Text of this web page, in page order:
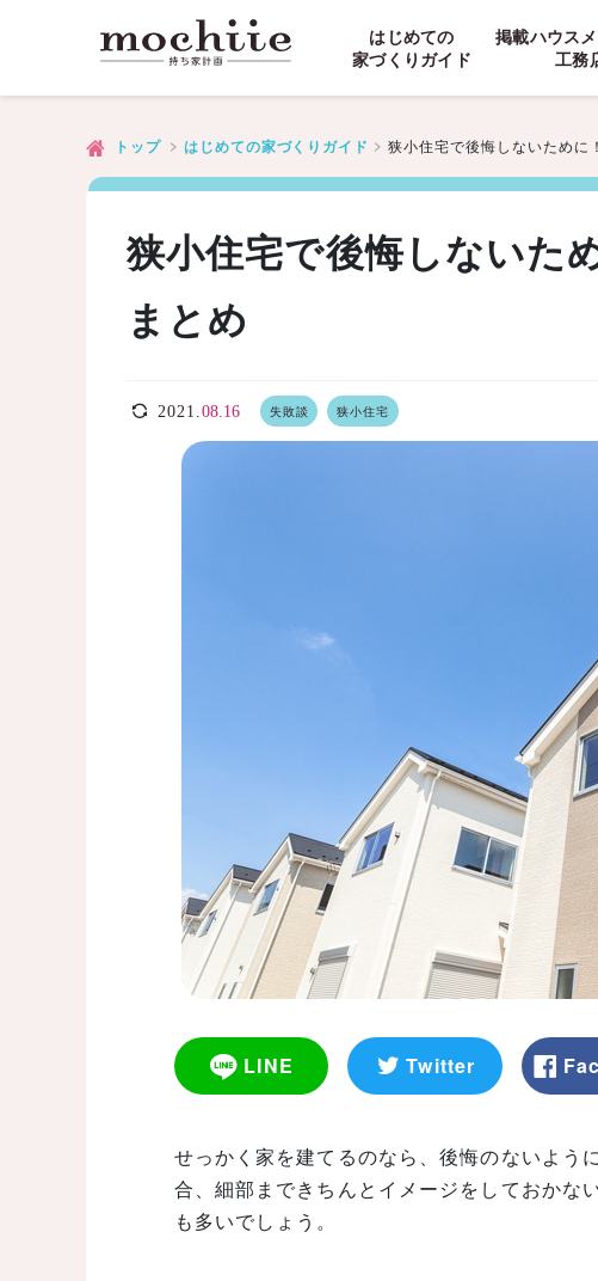
はじめての
家づくりガイド
掲載ハウス
工務
トップ はじめての家づくりガイド 狭小住宅で後悔しないために
狭小住宅で後悔しないた
まとめ
2021.08.16 失敗談 狭小住宅
LINE Twitter
せっかく家を建てるのなら、後悔のないよう
合、細部まできちんとイメージをしておかな
も多いでしょう。